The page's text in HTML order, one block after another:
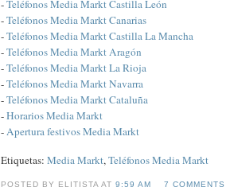
-Teléfonos Media Markt Castilla León
-Teléfonos Media Markt Canarias
-Teléfonos Media Markt Castilla La Mancha
-Teléfonos Media Markt Aragón
-Teléfonos Media Markt La Rioja
-Teléfonos Media Markt Navarra
-Teléfonos Media Markt Cataluña
-Horarios Media Markt
-Apertura festivos Media Markt
Etiquetas: Media Markt,Teléfonos Media Markt
POSTED BY ELITISTA AT9:59 AM 7 COMMENTS